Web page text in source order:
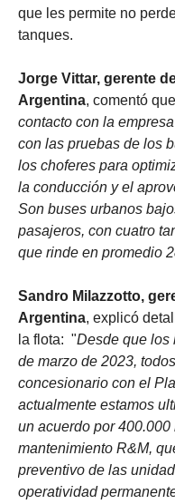
que les permite no
tanques.
Jorge Vittar, gerente
Argentina, comentó
contacto con la
con las pruebas de los
los choferes para
la conducción y el
Son buses urbanos
pasajeros, con cuatro
que rinde en promedio
Sandro Milazzotto,
Argentina, explicó
la flota: "Desde que los
de marzo de 2023,
concesionario con el
actualmente estamos
un acuerdo por
mantenimiento R&M,
preventivo de las
operatividad